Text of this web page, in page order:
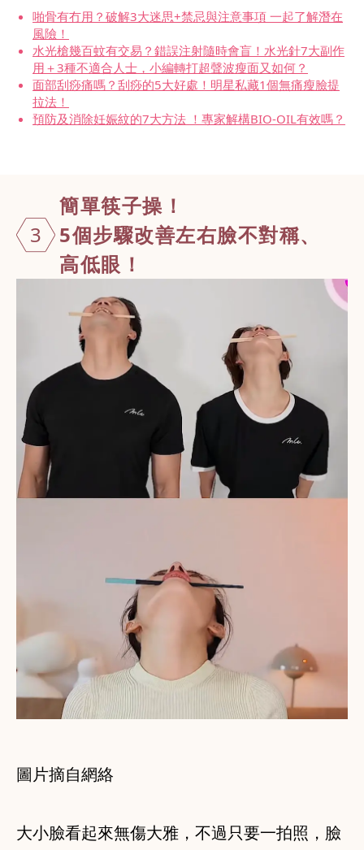
啪骨有冇用？破解3大迷思+禁忌與注意事項 一起了解潛在
風險！
水光槍幾百蚊有交易？錯誤注射隨時會盲！水光針7大副作
用＋3種不適合人士，小編轉打超聲波瘦面又如何？
面部刮痧痛嗎？刮痧的5大好處！明星私藏1個無痛瘦臉提
拉法！
預防及消除妊娠紋的7大方法 ！專家解構BIO-OIL有效嗎？
3
簡單筷子操！
5個步驟改善左右臉不對稱、
高低眼！
圖片摘自網絡
大小臉看起來無傷大雅，不過只要一拍照，臉